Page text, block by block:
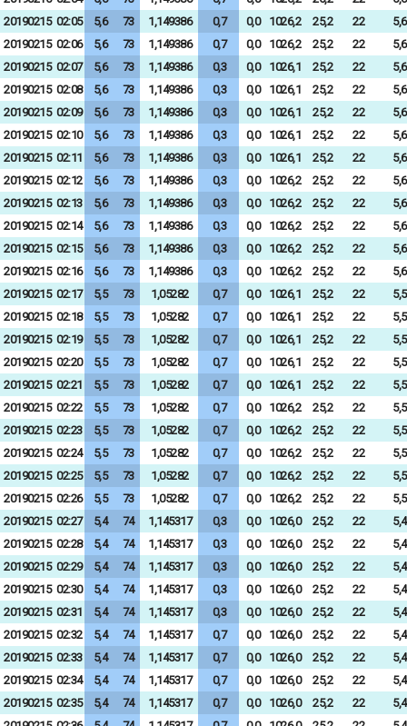
20190215 02:05 5,6 73 1,149386 0,7 0,0 1026,2 25,2 22
5,6
20190215 02:06 5,6 73 1,149386 0,7 0,0 1026,2 25,2 22
5,6
20190215 02:07 5,6 73 1,149386 0,3 0,0 1026,1 25,2 22
5,6
20190215 02:08 5,6 73 1,149386 0,3 0,0 1026,1 25,2 22
5,6
20190215 02:09 5,6 73 1,149386 0,3 0,0 1026,1 25,2 22
5,6
20190215 02:10 5,6 73 1,149386 0,3 0,0 1026,1 25,2 22
5,6
20190215 02:11 5,6 73 1,149386 0,3 0,0 1026,1 25,2 22
5,6
20190215 02:12 5,6 73 1,149386 0,3 0,0 1026,2 25,2 22
5,6
20190215 02:13 5,6 73 1,149386 0,3 0,0 1026,2 25,2 22
5,6
20190215 02:14 5,6 73 1,149386 0,3 0,0 1026,2 25,2 22
5,6
20190215 02:15 5,6 73 1,149386 0,3 0,0 1026,2 25,2 22
5,6
20190215 02:16 5,6 73 1,149386 0,3 0,0 1026,2 25,2 22
5,6
20190215 02:17 5,5 73 1,05282 0,7 0,0 1026,1 25,2 22
5,5
20190215 02:18 5,5 73 1,05282 0,7 0,0 1026,1 25,2 22
5,5
20190215 02:19 5,5 73 1,05282 0,7 0,0 1026,1 25,2 22
5,5
20190215 02:20 5,5 73 1,05282 0,7 0,0 1026,1 25,2 22
5,5
20190215 02:21 5,5 73 1,05282 0,7 0,0 1026,1 25,2 22
5,5
20190215 02:22 5,5 73 1,05282 0,7 0,0 1026,2 25,2 22
5,5
20190215 02:23 5,5 73 1,05282 0,7 0,0 1026,2 25,2 22
5,5
20190215 02:24 5,5 73 1,05282 0,7 0,0 1026,2 25,2 22
5,5
20190215 02:25 5,5 73 1,05282 0,7 0,0 1026,2 25,2 22
5,5
20190215 02:26 5,5 73 1,05282 0,7 0,0 1026,2 25,2 22
5,5
20190215 02:27 5,4 74 1,145317 0,3 0,0 1026,0 25,2 22
5,4
20190215 02:28 5,4 74 1,145317 0,3 0,0 1026,0 25,2 22
5,4
20190215 02:29 5,4 74 1,145317 0,3 0,0 1026,0 25,2 22
5,4
20190215 02:30 5,4 74 1,145317 0,3 0,0 1026,0 25,2 22
5,4
20190215 02:31 5,4 74 1,145317 0,3 0,0 1026,0 25,2 22
5,4
20190215 02:32 5,4 74 1,145317 0,7 0,0 1026,0 25,2 22
5,4
20190215 02:33 5,4 74 1,145317 0,7 0,0 1026,0 25,2 22
5,4
20190215 02:34 5,4 74 1,145317 0,7 0,0 1026,0 25,2 22
5,4
20190215 02:35 5,4 74 1,145317 0,7 0,0 1026,0 25,2 22
5,4